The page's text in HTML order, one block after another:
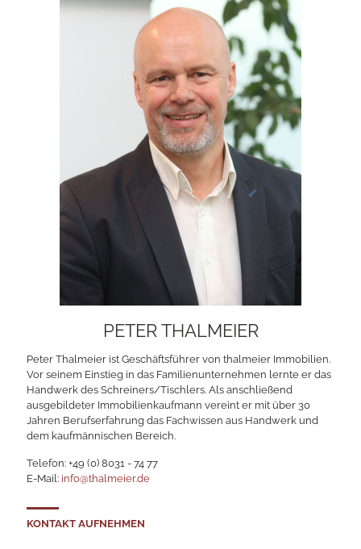
PETER THALMEIER
Peter Thalmeier ist Geschäftsführer von thalmeier Immobilien.
Vor seinem Einstieg in das Familienunternehmen lernte er das
Handwerk des Schreiners/Tischlers. Als anschließend
ausgebildeter Immobilienkaufmann vereint er mit über 30
Jahren Berufserfahrung das Fachwissen aus Handwerk und
dem kaufmännischen Bereich.
Telefon: +49 (0) 8031 - 74 77
E-Mail: info@thalmeier.de
KONTAKT AUFNEHMEN